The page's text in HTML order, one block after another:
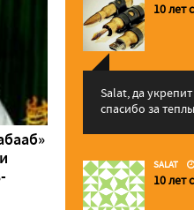
10 лет
Salat, да
спасибо за
SALAT
10 лет